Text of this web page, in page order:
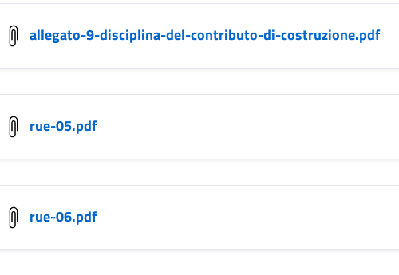
allegato-9-disciplina-del-contributo-di-costruzione.pdf
rue-05.pdf
rue-06.pdf